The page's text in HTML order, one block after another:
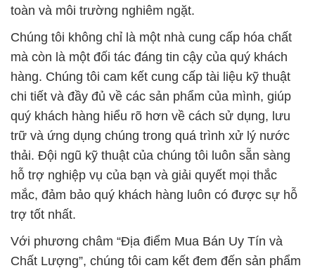
chi tiết và đầy đủ về các sản phẩm của mình, giúp
quý khách hàng hiểu rõ hơn về cách sử dụng, lưu
trữ và ứng dụng chúng trong quá trình xử lý nước
thải. Đội ngũ kỹ thuật của chúng tôi luôn sẵn sàng
hỗ trợ nghiệp vụ của bạn và giải quyết mọi thắc
mắc, đảm bảo quý khách hàng luôn có được sự hỗ
trợ tốt nhất.
Với phương châm “Địa điểm Mua Bán Uy Tín và
Chất Lượng”, chúng tôi cam kết đem đến sản phẩm
và dịch vụ tốt nhất cho quý khách hàng. Chúng tôi
hy vọng sẽ tiếp tục phát triển và đóng góp cho việc
cải thiện môi trường và sức khỏe cộng đồng, trong
tương lai dài hạn.